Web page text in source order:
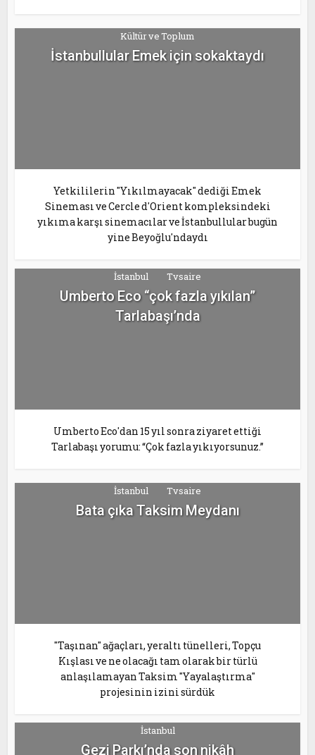
Kültür ve Toplum
İstanbullular Emek için sokaktaydı
Yetkililerin "Yıkılmayacak" dediği Emek
Sineması ve Cercle d'Orient kompleksindeki
yıkıma karşı sinemacılar ve İstanbullular bugün
yine Beyoğlu'ndaydı
İstanbul Tvsaire
Umberto Eco “çok fazla yıkılan”
Tarlabaşı’nda
Umberto Eco'dan 15 yıl sonra ziyaret ettiği
Tarlabaşı yorumu: “Çok fazla yıkıyorsunuz.”
İstanbul Tvsaire
Bata çıka Taksim Meydanı
"Taşınan" ağaçları, yeraltı tünelleri, Topçu
Kışlası ve ne olacağı tam olarak bir türlü
anlaşılamayan Taksim "Yayalaştırma"
projesinin izini sürdük
İstanbul
Gezi Parkı’nda son nikâh